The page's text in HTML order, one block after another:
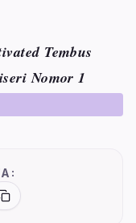
Tembus
Nomor 1